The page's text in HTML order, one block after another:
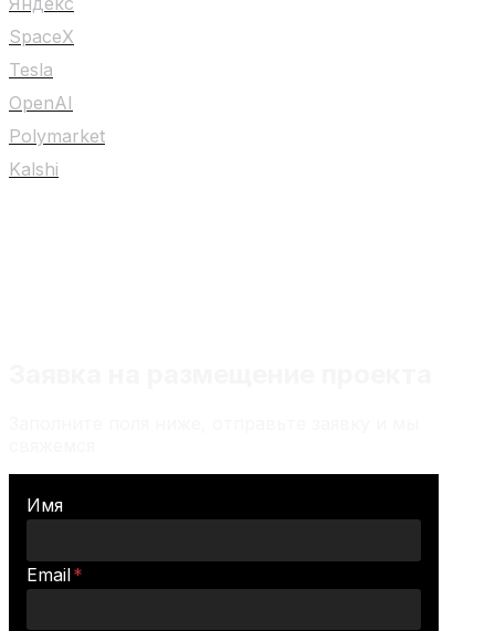
SpaceX
Tesla
OpenAI
Polymarket
Kalshi
Имя
Email*